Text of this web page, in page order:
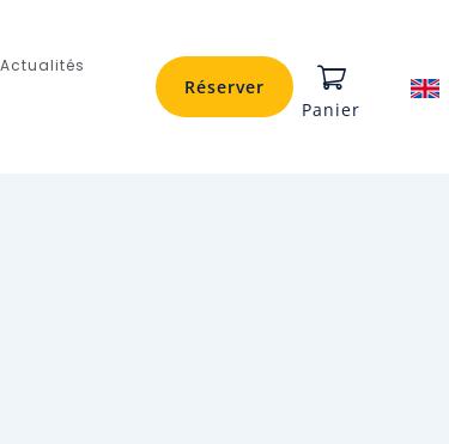
Actualités
Réserver
Panier